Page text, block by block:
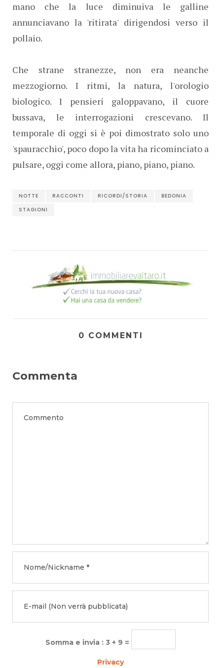
mano che la luce diminuiva le galline
annunciavano la 'ritirata' dirigendosi verso il
pollaio.
Che strane stranezze, non era neanche
mezzogiorno. I ritmi, la natura, l'orologio
biologico. I pensieri galoppavano, il cuore
bussava, le interrogazioni crescevano. Il
temporale di oggi si è poi dimostrato solo uno
'spauracchio', poco dopo la vita ha ricominciato a
pulsare, oggi come allora, piano, piano, piano.
NOTTE RACCONTI RICORDI/STORIA
BEDONIA
STAGIONI
0 COMMENTI
Commenta
Somma e invia : 3 + 9 =
Privacy